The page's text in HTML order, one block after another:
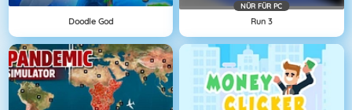
Doodle God
NÜR FÜR PC
Run 3